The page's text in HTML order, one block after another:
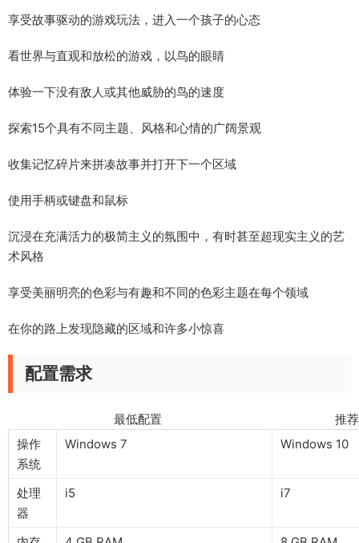
享受故事驱动的游戏玩法，进入一个孩子的心态
看世界与直观和放松的游戏，以鸟的眼睛
体验一下没有敌人或其他威胁的鸟的速度
探索15个具有不同主题、风格和心情的广阔景观
收集记忆碎片来拼凑故事并打开下一个区域
使用手柄或键盘和鼠标
沉浸在充满活力的极简主义的氛围中，有时甚至超现实主义的艺
术风格
享受美丽明亮的色彩与有趣和不同的色彩主题在每个领域
在你的路上发现隐藏的区域和许多小惊喜
配置需求
最低配置 推荐配
操作
系统
Windows 7 Windows 10
处理
器
i5 i7